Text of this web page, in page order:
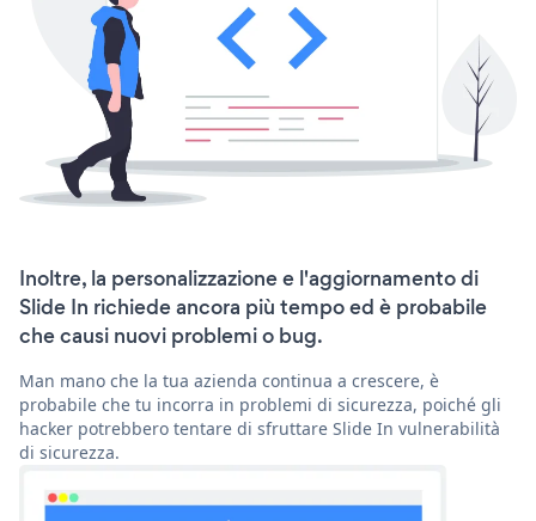
Inoltre, la personalizzazione e l'aggiornamento di
Slide In richiede ancora più tempo ed è probabile
che causi nuovi problemi o bug.
Man mano che la tua azienda continua a crescere, è
probabile che tu incorra in problemi di sicurezza, poiché gli
hacker potrebbero tentare di sfruttare Slide In vulnerabilità
di sicurezza.